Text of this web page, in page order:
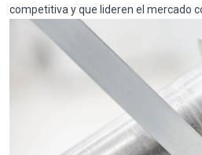
competitiva y que lideren el mercado